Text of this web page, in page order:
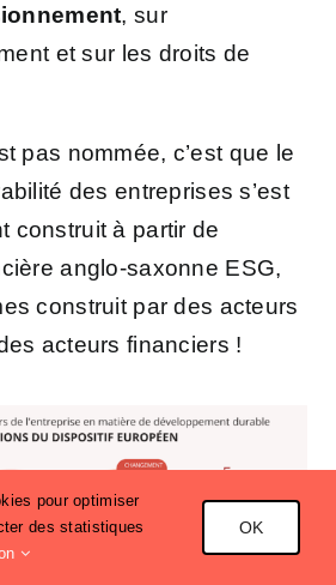
, sur
et sur les droits de
pas nommée, c’est que le
des entreprises s’est
construit à partir de
anglo-saxonne ESG,
construit par des acteurs
acteurs financiers !
pour optimiser
des statistiques
OK